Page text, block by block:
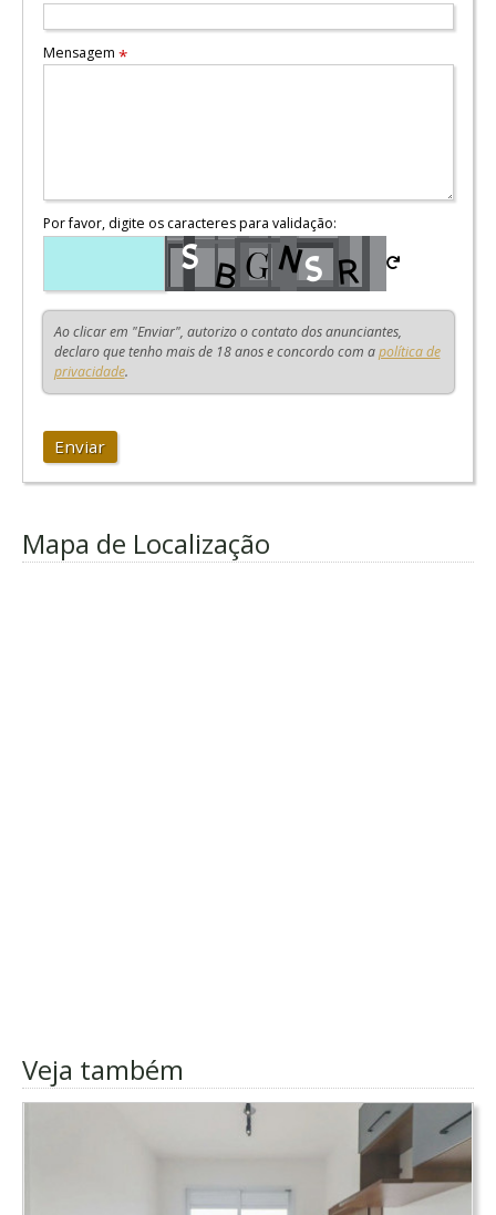
Mensagem *
Por favor, digite os caracteres para validação:
Ao clicar em "Enviar", autorizo o contato dos anunciantes,
declaro que tenho mais de 18 anos e concordo com apolítica de
privacidade.
Enviar
Mapa de Localização
Veja também